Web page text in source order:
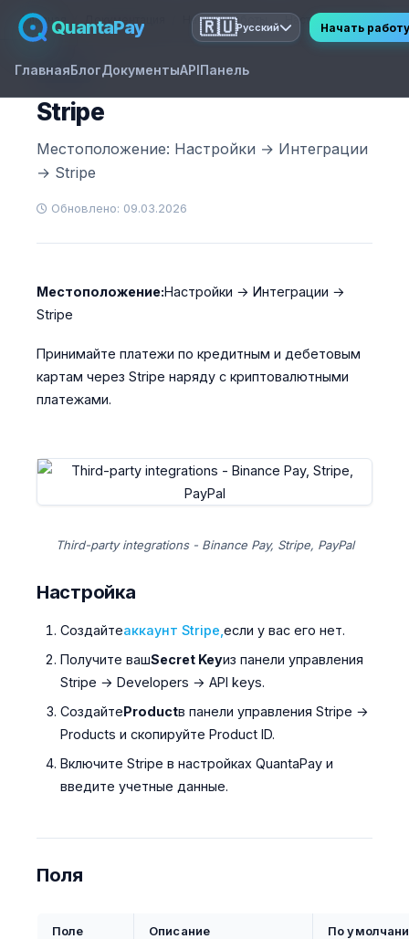
QuantaPay
ГлавнаяБлогДокументыAPIПанель
🇷🇺Русский Начать работу
Главная Документация Начало работы Настройки интеграции
GUIDE
Stripe
Местоположение: Настройки → Интеграции
→ Stripe
Обновлено: 09.03.2026
Местоположение:Настройки → Интеграции →
Stripe
Принимайте платежи по кредитным и дебетовым
картам через Stripe наряду с криптовалютными
платежами.
Third-party integrations - Binance Pay, Stripe, PayPal
Настройка
Создайтеаккаунт Stripe, если у вас его нет.
Получите вашSecret Keyиз панели управления
Stripe → Developers → API keys.
СоздайтеProductв панели управления Stripe →
Products и скопируйте Product ID.
Включите Stripe в настройках QuantaPay и
введите учетные данные.
Поля
Поле Описание По